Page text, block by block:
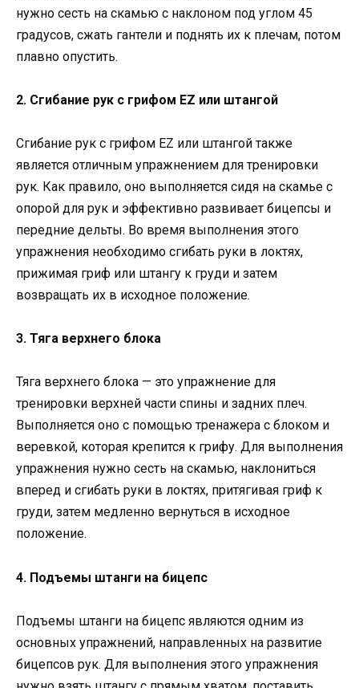
нужно сесть на скамью с наклоном под углом 45
градусов, сжать гантели и поднять их к плечам, потом
плавно опустить.
2. Сгибание рук с грифом EZ или штангой
Сгибание рук с грифом EZ или штангой также
является отличным упражнением для тренировки
рук. Как правило, оно выполняется сидя на скамье с
опорой для рук и эффективно развивает бицепсы и
передние дельты. Во время выполнения этого
упражнения необходимо сгибать руки в локтях,
прижимая гриф или штангу к груди и затем
возвращать их в исходное положение.
3. Тяга верхнего блока
Тяга верхнего блока — это упражнение для
тренировки верхней части спины и задних плеч.
Выполняется оно с помощью тренажера с блоком и
веревкой, которая крепится к грифу. Для выполнения
упражнения нужно сесть на скамью, наклониться
вперед и сгибать руки в локтях, притягивая гриф к
груди, затем медленно вернуться в исходное
положение.
4. Подъемы штанги на бицепс
Подъемы штанги на бицепс являются одним из
основных упражнений, направленных на развитие
бицепсов рук. Для выполнения этого упражнения